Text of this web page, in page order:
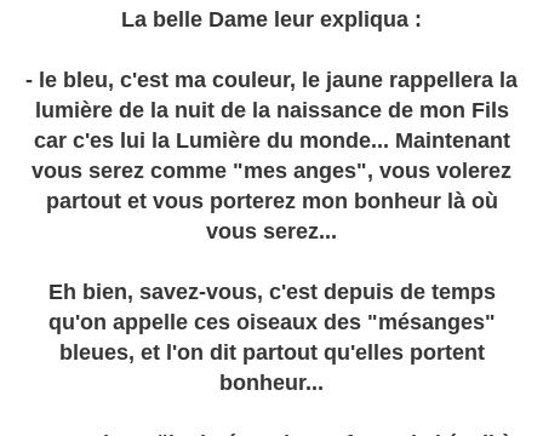
La belle Dame leur expliqua :
- le bleu, c'est ma couleur, le jaune rappellera la
lumière de la nuit de la naissance de mon Fils
car c'es lui la Lumière du monde... Maintenant
vous serez comme "mes anges", vous volerez
partout et vous porterez mon bonheur là où
vous serez...
Eh bien, savez-vous, c'est depuis de temps
qu'on appelle ces oiseaux des "mésanges"
bleues, et l'on dit partout qu'elles portent
bonheur...